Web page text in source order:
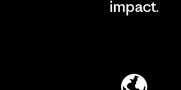
impact.